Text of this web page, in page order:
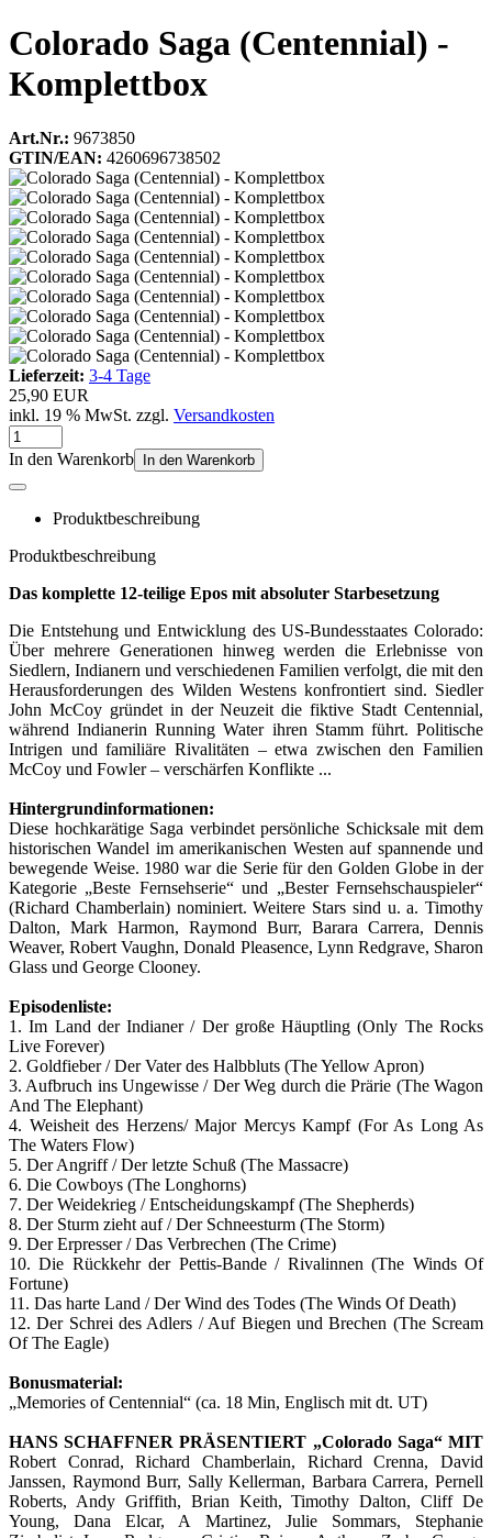
Colorado Saga (Centennial) -
Komplettbox
Art.Nr.: 9673850
GTIN/EAN: 4260696738502
Lieferzeit: 3-4 Tage
25,90 EUR
inkl. 19 % MwSt. zzgl. Versandkosten
In den Warenkorb In den Warenkorb
Produktbeschreibung
Produktbeschreibung
Das komplette 12-teilige Epos mit absoluter Starbesetzung
Die Entstehung und Entwicklung des US-Bundesstaates Colorado:
Über mehrere Generationen hinweg werden die Erlebnisse von
Siedlern, Indianern und verschiedenen Familien verfolgt, die mit den
Herausforderungen des Wilden Westens konfrontiert sind. Siedler
John McCoy gründet in der Neuzeit die fiktive Stadt Centennial,
während Indianerin Running Water ihren Stamm führt. Politische
Intrigen und familiäre Rivalitäten – etwa zwischen den Familien
McCoy und Fowler – verschärfen Konflikte ...
Hintergrundinformationen:
Diese hochkarätige Saga verbindet persönliche Schicksale mit dem
historischen Wandel im amerikanischen Westen auf spannende und
bewegende Weise. 1980 war die Serie für den Golden Globe in der
Kategorie „Beste Fernsehserie“ und „Bester Fernsehschauspieler“
(Richard Chamberlain) nominiert. Weitere Stars sind u. a. Timothy
Dalton, Mark Harmon, Raymond Burr, Barara Carrera, Dennis
Weaver, Robert Vaughn, Donald Pleasence, Lynn Redgrave, Sharon
Glass und George Clooney.
Episodenliste:
1. Im Land der Indianer / Der große Häuptling (Only The Rocks
Live Forever)
2. Goldfieber / Der Vater des Halbbluts (The Yellow Apron)
3. Aufbruch ins Ungewisse / Der Weg durch die Prärie (The Wagon
And The Elephant)
4. Weisheit des Herzens/ Major Mercys Kampf (For As Long As
The Waters Flow)
5. Der Angriff / Der letzte Schuß (The Massacre)
6. Die Cowboys (The Longhorns)
7. Der Weidekrieg / Entscheidungskampf (The Shepherds)
8. Der Sturm zieht auf / Der Schneesturm (The Storm)
9. Der Erpresser / Das Verbrechen (The Crime)
10. Die Rückkehr der Pettis-Bande / Rivalinnen (The Winds Of
Fortune)
11. Das harte Land / Der Wind des Todes (The Winds Of Death)
12. Der Schrei des Adlers / Auf Biegen und Brechen (The Scream
Of The Eagle)
Bonusmaterial:
„Memories of Centennial“ (ca. 18 Min, Englisch mit dt. UT)
HANS SCHAFFNER PRÄSENTIERT „Colorado Saga“ MIT
Robert Conrad, Richard Chamberlain, Richard Crenna, David
Janssen, Raymond Burr, Sally Kellerman, Barbara Carrera, Pernell
Roberts, Andy Griffith, Brian Keith, Timothy Dalton, Cliff De
Young, Dana Elcar, A Martinez, Julie Sommars, Stephanie